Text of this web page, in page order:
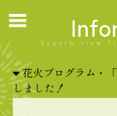
Superb view
花火プログラム・
しました！